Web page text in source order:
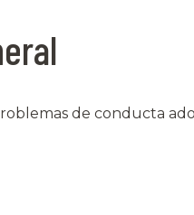
de conducta